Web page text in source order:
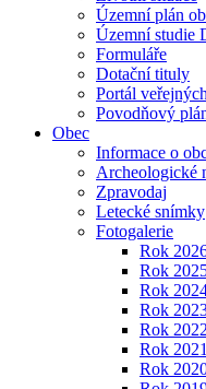
Územní plán
Územní studie
Formuláře
Dotační tituly
Portál
Povodňový
Obec
Informace o
Archeologické
Zpravodaj
Letecké snímky
Fotogalerie
Rok
Rok
Rok
Rok
Rok 2022
Rok 2021
Rok